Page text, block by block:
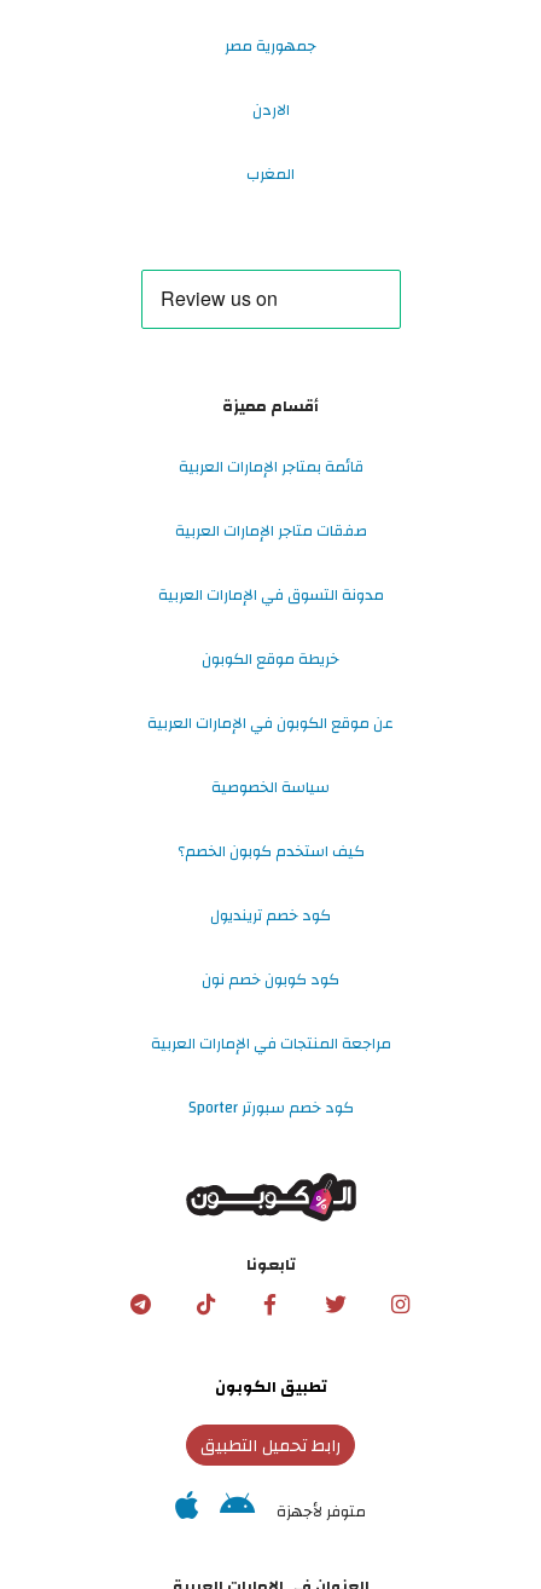
جمهورية مصر
الاردن
المغرب
أقسام مميزة
قائمة بمتاجر الإمارات العربية
صفقات متاجر الإمارات العربية
مدونة التسوق في الإمارات العربية
خريطة موقع الكوبون
عن موقع الكوبون في الإمارات العربية
سياسة الخصوصية
كيف استخدم كوبون الخصم؟
كود خصم ترينديول
كود كوبون خصم نون
مراجعة المنتجات في الإمارات العربية
كود خصم سبورتر Sporter
تابعونا
تطبيق الكوبون
رابط تحميل التطبيق
متوفر لأجهزة